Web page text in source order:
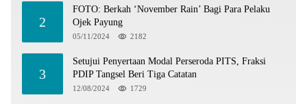
2
FOTO: Berkah ‘November Rain’ Bagi Para Pelaku
Ojek Payung
05/11/2024 2182
3
Setujui Penyertaan Modal Perseroda PITS, Fraksi
PDIP Tangsel Beri Tiga Catatan
12/08/2024 1729